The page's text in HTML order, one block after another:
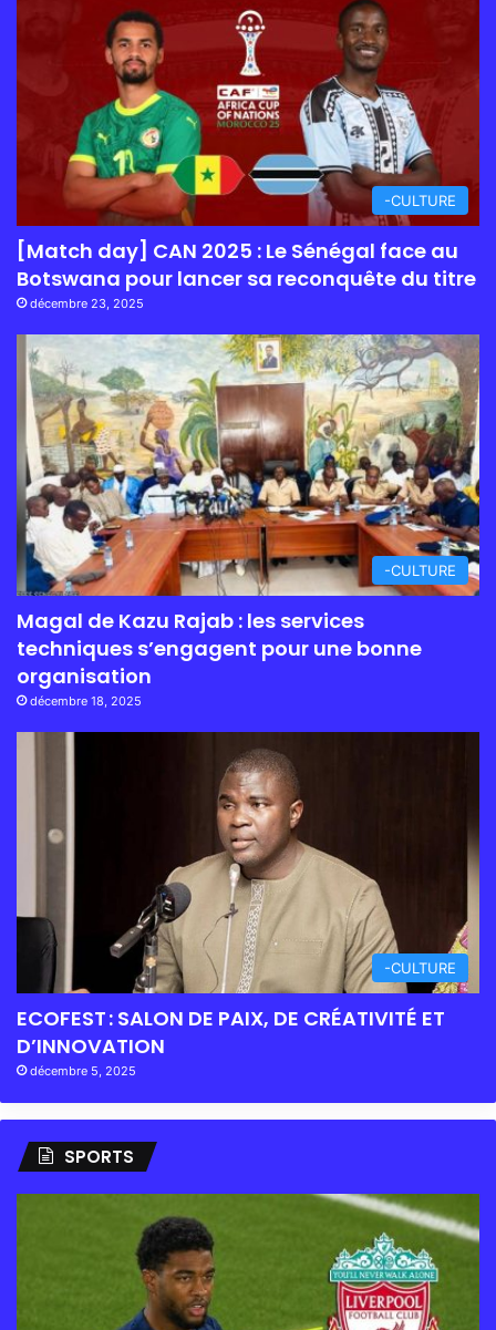
-CULTURE
[Match day] CAN 2025 : Le Sénégal face au
Botswana pour lancer sa reconquête du titre
décembre 23, 2025
-CULTURE
Magal de Kazu Rajab : les services
techniques s’engagent pour une bonne
organisation
décembre 18, 2025
-CULTURE
ECOFEST : SALON DE PAIX, DE CRÉATIVITÉ ET
D’INNOVATION
décembre 5, 2025
SPORTS